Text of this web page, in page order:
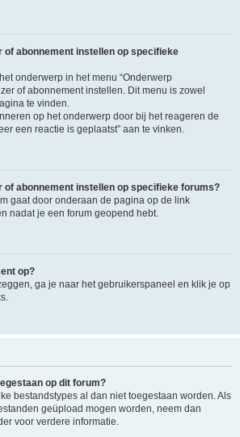
of abonnement instellen op specifieke
onderwerp in het menu “Onderwerp
of abonnement instellen. Dit menu is zowel
te vinden.
op het onderwerp door bij het reageren de
een reactie is geplaatst” aan te vinken.
of abonnement instellen op specifieke forums?
gaat door onderaan de pagina op de link
nadat je een forum geopend hebt.
op?
ga je naar het gebruikerspaneel en klik je op
op dit forum?
bestandstypes al dan niet toegestaan worden. Als
geüpload mogen worden, neem dan
voor verdere informatie.